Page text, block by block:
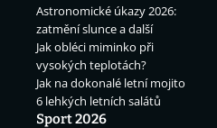
Astronomické úkazy 2026:
zatmění slunce a další
Jak obléci miminko při
vysokých teplotách?
Jak na dokonalé letní mojito
6 lehkých letních salátů
Sport 2026